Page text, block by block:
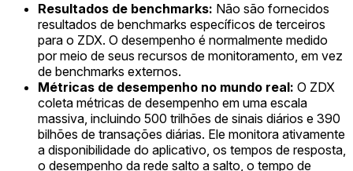
Resultados de benchmarks: Não são fornecidos
resultados de benchmarks específicos de terceiros
para o ZDX. O desempenho é normalmente medido
por meio de seus recursos de monitoramento, em vez
de benchmarks externos.
Métricas de desempenho no mundo real: O ZDX
coleta métricas de desempenho em uma escala
massiva, incluindo 500 trilhões de sinais diários e 390
bilhões de transações diárias. Ele monitora ativamente
a disponibilidade do aplicativo, os tempos de resposta,
o desempenho da rede salto a salto, o tempo de